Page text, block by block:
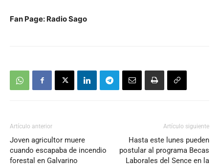
Fan Page: Radio Sago
Artículo anterior
Joven agricultor muere
cuando escapaba de incendio
forestal en Galvarino
Artículo siguiente
Hasta este lunes pueden
postular al programa Becas
Laborales del Sence en la